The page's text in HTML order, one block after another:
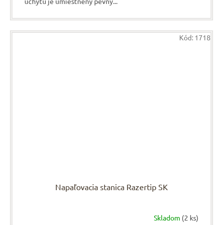
Napaľovacia stanica Razertip SK
Skladom (2 ks)
Kód: 1718